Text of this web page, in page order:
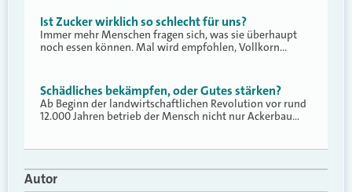
Ist Zucker wirklich so schlecht für uns?
Immer mehr Menschen fragen sich, was sie überhaupt
noch essen können. Mal wird empfohlen, Vollkorn…
Schädliches bekämpfen, oder Gutes stärken?
Ab Beginn der landwirtschaftlichen Revolution vor rund
12.000 Jahren betrieb der Mensch nicht nur Ackerbau…
Autor